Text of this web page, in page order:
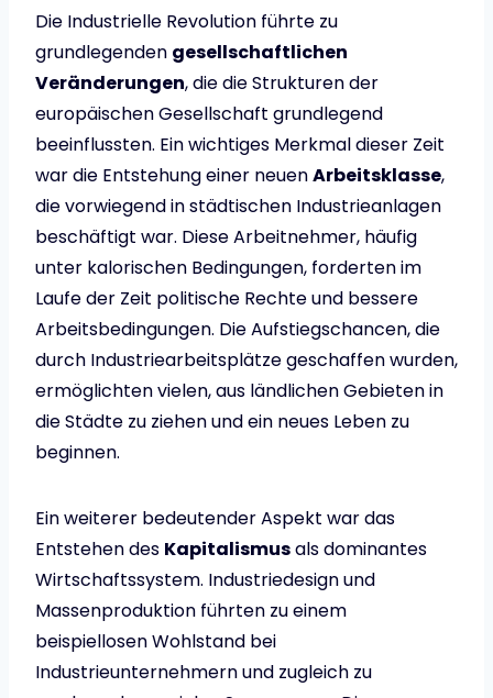
Die Industrielle Revolution führte zu
grundlegenden gesellschaftlichen
Veränderungen, die die Strukturen der
europäischen Gesellschaft grundlegend
beeinflussten. Ein wichtiges Merkmal dieser Zeit
war die Entstehung einer neuenArbeitsklasse,
die vorwiegend in städtischen Industrieanlagen
beschäftigt war. Diese Arbeitnehmer, häufig
unter kalorischen Bedingungen, forderten im
Laufe der Zeit politische Rechte und bessere
Arbeitsbedingungen. Die Aufstiegschancen, die
durch Industriearbeitsplätze geschaffen wurden,
ermöglichten vielen, aus ländlichen Gebieten in
die Städte zu ziehen und ein neues Leben zu
beginnen.
Ein weiterer bedeutender Aspekt war das
Entstehen des Kapitalismusals dominantes
Wirtschaftssystem. Industriedesign und
Massenproduktion führten zu einem
beispiellosen Wohlstand bei
Industrieunternehmern und zugleich zu